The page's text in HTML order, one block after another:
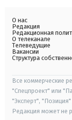
О нас
Редакция
Редакционная
О телеканале
Телеведущие
Вакансии
Структура
Все коммерческие
"Спецпроект" или
"Эксперт",
Редакция может не